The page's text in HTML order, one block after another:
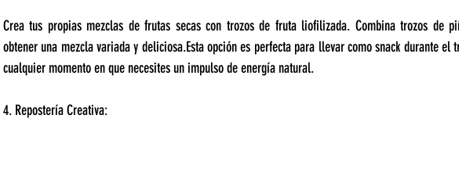
Crea tus propias mezclas de frutas secas con trozos de fruta liofilizada. Combina trozos de
obtener una mezcla variada y deliciosa.Esta opción es perfecta para llevar como snack durante
cualquier momento en que necesites un impulso de energía natural.
4. Repostería Creativa: